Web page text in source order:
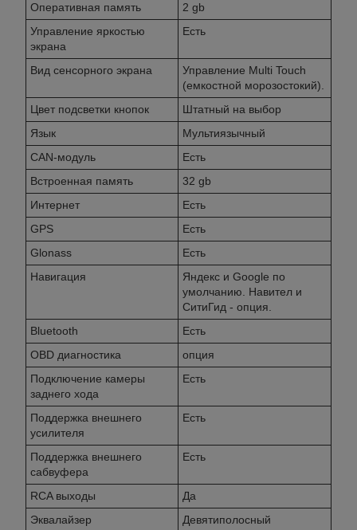
Оперативная память
2 gb
Управление яркостью
экрана
Есть
Вид сенсорного экрана
Управление Multi Touch
(емкостной морозостокий).
Цвет подсветки кнопок
Штатный на выбор
Язык
Мультиязычный
CAN-модуль
Есть
Встроенная память
32 gb
Интернет
Есть
GPS
Есть
Glonass
Есть
Навигация
Яндекс и Googlе по
умолчанию. Навител и
СитиГид - опция.
Bluetooth
Есть
OBD диагностика
опция
Подключение камеры
заднего хода
Есть
Поддержка внешнего
усилителя
Есть
Поддержка внешнего
сабвуфера
Есть
RCA выходы
Да
Эквалайзер
Девятиполосный